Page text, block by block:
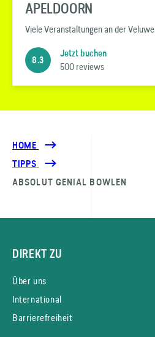
APELDOORN
Viele Veranstaltungen an der Veluwe
8.3
Jetzt buchen
500 reviews
HOME
TIPPS
ABSOLUT GENIAL BOWLEN
DIREKT ZU
Über uns
International
Barrierefreiheit